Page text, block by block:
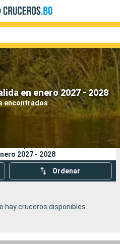
en enero 2027 - 2028
encontrados
Buscar
2027 - 2028
Ordenar
hay cruceros disponibles.